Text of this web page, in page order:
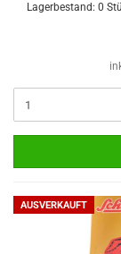
Lagerbestand: 0
AUSVERKAUFT